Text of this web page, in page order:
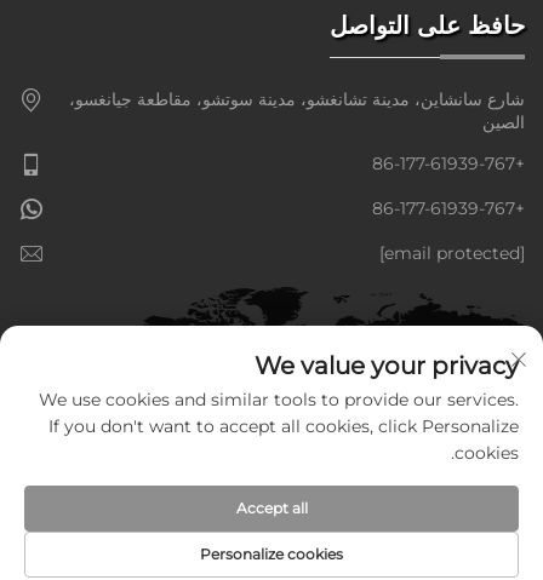
حافظ على التواصل
شارع سانشاين، مدينة تشانغشو، مدينة سوتشو، مقاطعة جيانغسو،
الصين
+86-177-61939-767
+86-177-61939-767
[email protected]
حقوق النشر © شركة جيانغسو جولدنلاين للمعدات الذكية المحدودة، جميع
الحقوق محفوظة —سياسة الخصوصية
We value your privacy
We use cookies and similar tools to provide our services.
If you don't want to accept all cookies, click Personalize
cookies.
Personalize cookies
Accept all